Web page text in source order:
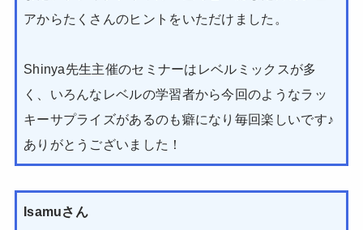
アからたくさんのヒントをいただけました。
Shinya先生主催のセミナーはレベルミックスが多
く、いろんなレベルの学習者から今回のようなラッ
キーサプライズがあるのも癖になり毎回楽しいです♪
ありがとうございました！
Isamuさん